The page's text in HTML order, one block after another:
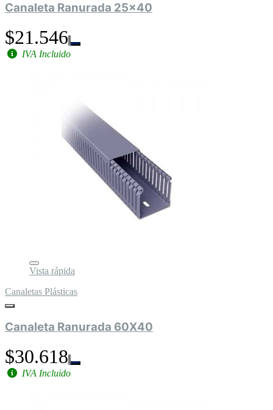
Canaleta Ranurada 25x40
$21.546
IVA Incluido
Vista rápida
Canaletas Plásticas
Canaleta Ranurada 60X40
$30.618
IVA Incluido